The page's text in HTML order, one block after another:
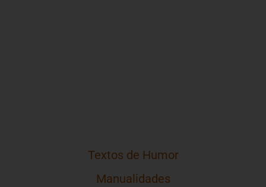
Textos de Humor
Manualidades